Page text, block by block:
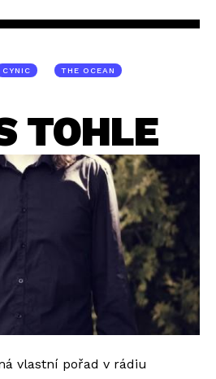
CYNIC THE OCEAN
TOHLE
vlastní pořad v rádiu